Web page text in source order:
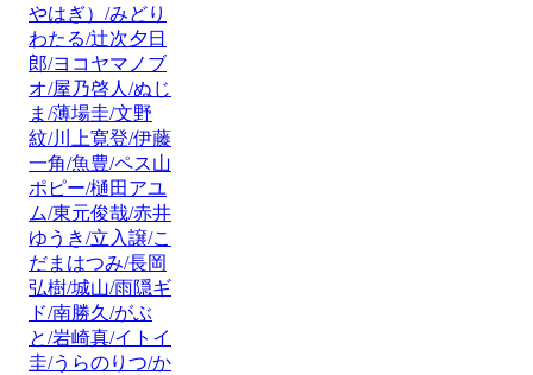
やはぎ）/みどり
わたる/辻次夕日
郎/ヨコヤマノブ
オ/屋乃啓人/ぬじ
ま/薄場圭/文野
紋/川上寛登/伊藤
一角/魚豊/ペス山
ポピー/樋田アユ
ム/東元俊哉/赤井
ゆうき/立入譲/こ
だまはつみ/長岡
弘樹/城山/雨隠ギ
ド/南勝久/がぶ
と/岩崎真/イトイ
圭/うらのりつ/か